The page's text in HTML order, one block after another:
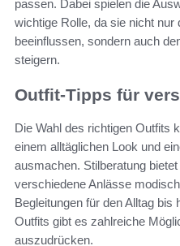
passen. Dabei spielen die
wichtige Rolle, da sie nicht nur
beeinflussen, sondern auch
steigern.
Outfit-Tipps für
Die Wahl des richtigen Outfits
einem alltäglichen Look und
ausmachen. Stilberatung
verschiedene Anlässe
Begleitungen für den Alltag
Outfits gibt es zahlreiche
auszudrücken.